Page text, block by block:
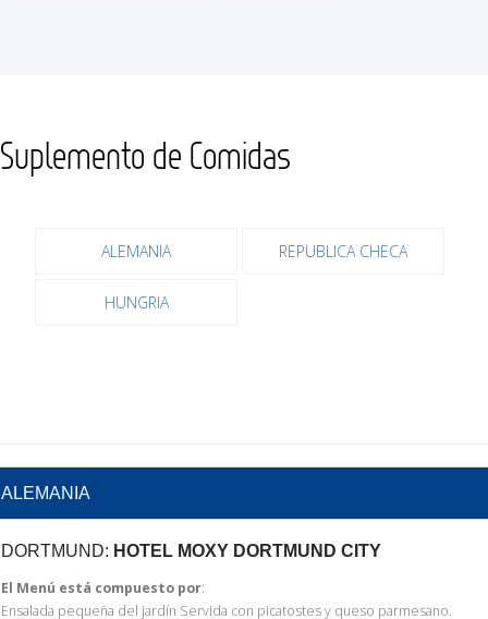
Suplemento de Comidas
ALEMANIA REPUBLICA CHECA
HUNGRIA
ALEMANIA
DORTMUND: HOTEL MOXY DORTMUND CITY
El Menú está compuesto por:
Ensalada pequeña del jardín Servida con picatostes y queso parmesano.